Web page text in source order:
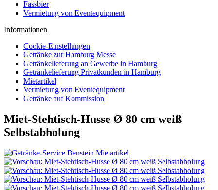
Fassbier
Vermietung von Eventequipment
Informationen
Cookie-Einstellungen
Getränke zur Hamburg Messe
Getränkelieferung an Gewerbe in Hamburg
Getränkelieferung Privatkunden in Hamburg
Mietartikel
Vermietung von Eventequipment
Getränke auf Kommission
Miet-Stehtisch-Husse Ø 80 cm weiß
Selbstabholung